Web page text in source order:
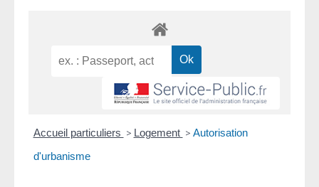
Accueil particuliers > Logement > Autorisation
d'urbanisme